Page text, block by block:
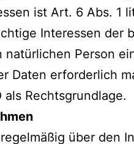
ist Art. 6 Abs. 1
Interessen der
natürlichen Person
Daten erforderlich
als Rechtsgrundlage.
über den